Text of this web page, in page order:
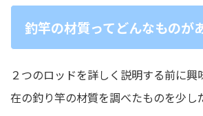
釣竿の材質ってどんなものが
２つのロッドを詳しく説明する前に興
在の釣り竿の材質を調べたものを少し